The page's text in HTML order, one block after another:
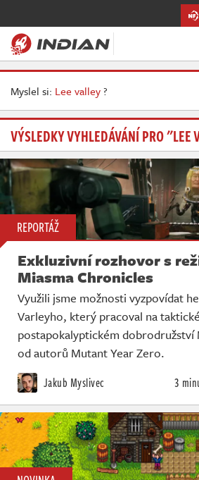
Magazín
Recenze
Videa
Soutěže
Databáze
Komunita
Redakce
Živě
Myslel si: Lee valley?
VÝSLEDKY VYHLEDÁVÁNÍ PRO "LEE
REPORTÁŽ
Exkluzivní rozhovor s
Miasma Chronicles
Využili jsme možnosti vyzpovídat
Varleyho, který pracoval na
postapokalyptickém dobrodružství
od autorů Mutant Year Zero.
Jakub Myslivec 3